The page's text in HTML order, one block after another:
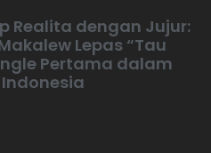
Realita dengan Jujur:
Lepas “Tau
Pertama dalam